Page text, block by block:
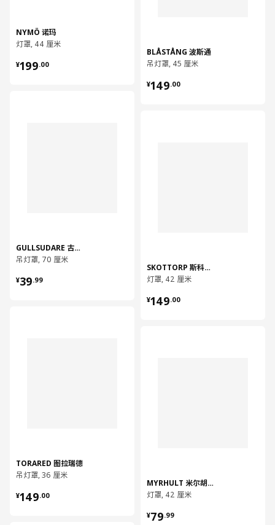
NYMÖ 诺玛
灯罩, 44 厘米
¥199.00
¥ 199.00
GULLSUDARE 古苏达
吊灯罩, 70 厘米
¥39.99
¥ 39.99
TORARED 图拉瑞德
吊灯罩, 36 厘米
¥149.00
¥ 149.00
BLÅSTÅNG 波斯通
吊灯罩, 45 厘米
¥149.00
¥ 149.00
SKOTTORP 斯科托普
灯罩, 42 厘米
¥149.00
¥ 149.00
MYRHULT 米尔胡特
灯罩, 42 厘米
¥79.99
¥ 79.99